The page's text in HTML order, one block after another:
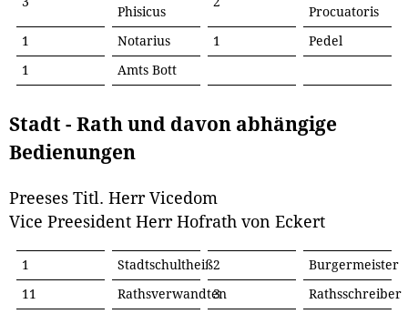
Phisicus
Procuatoris
1
Notarius 1
Pedel
1
Amts Bott
Stadt - Rath und davon abhängige
Bedienungen
Preeses Titl. Herr Vicedom
Vice Preesident Herr Hofrath von Eckert
1 Stadtschultheiß2
Burgermeister
11
Rathsverwandten
3 Rathsschreiber